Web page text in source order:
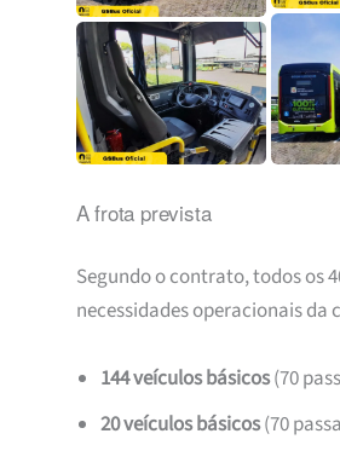
A frota prevista
Segundo o contrato, todos os
necessidades operacionais da
144 veículos básicos(70
20 veículos básicos(70